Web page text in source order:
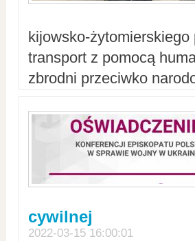
kijowsko-żytomierskiego
transport z pomocą
zbrodni przeciwko
cywilnej
2022-03-15 16:00:01